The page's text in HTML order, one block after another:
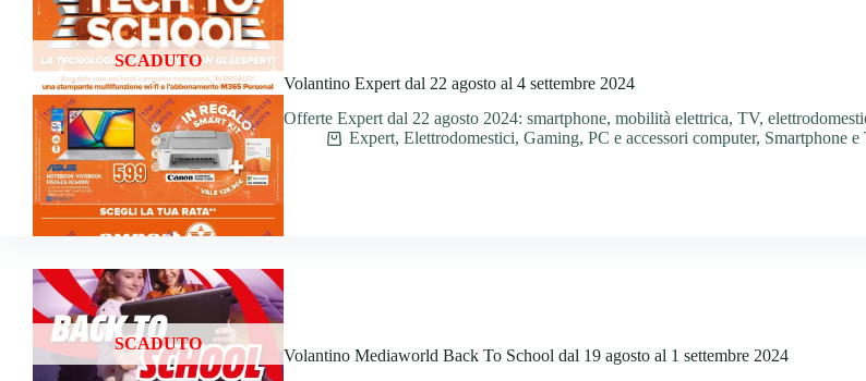
SCADUTO
Volantino Expert dal 22 agosto al 4 settembre 2024
Offerte Expert dal 22 agosto 2024: smartphone, mobilità elettrica, TV,
Expert, Elettrodomestici, Gaming, PC e accessori computer, Smartphone e
SCADUTO
Volantino Mediaworld Back To School dal 19 agosto al 1 settembre 2024